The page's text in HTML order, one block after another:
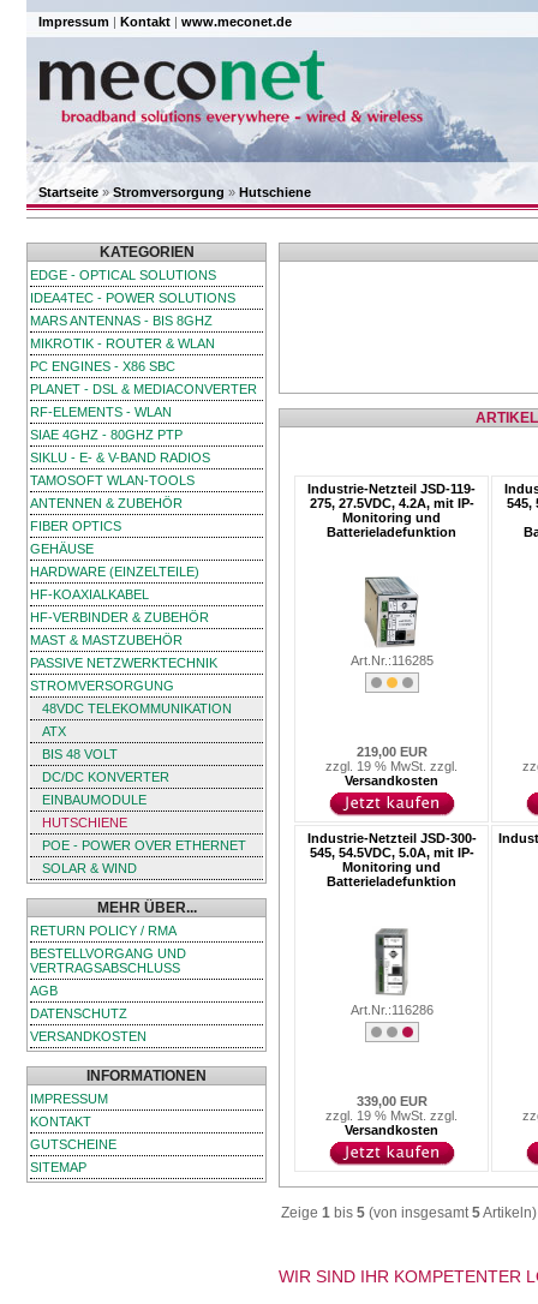
Impressum | Kontakt | www.meconet.de
Startseite»Stromversorgung » Hutschiene
KATEGORIEN
EDGE - OPTICAL SOLUTIONS
IDEA4TEC - POWER SOLUTIONS
MARS ANTENNAS - BIS 8GHZ
MIKROTIK - ROUTER & WLAN
PC ENGINES - X86 SBC
PLANET - DSL & MEDIACONVERTER
RF-ELEMENTS - WLAN
SIAE 4GHZ - 80GHZ PTP
SIKLU - E- & V-BAND RADIOS
TAMOSOFT WLAN-TOOLS
ANTENNEN & ZUBEHÖR
FIBER OPTICS
GEHÄUSE
HARDWARE (EINZELTEILE)
HF-KOAXIALKABEL
HF-VERBINDER & ZUBEHÖR
MAST & MASTZUBEHÖR
PASSIVE NETZWERKTECHNIK
STROMVERSORGUNG
48VDC TELEKOMMUNIKATION
ATX
BIS 48 VOLT
DC/DC KONVERTER
EINBAUMODULE
HUTSCHIENE
POE - POWER OVER ETHERNET
SOLAR & WIND
MEHR ÜBER...
RETURN POLICY / RMA
BESTELLVORGANG UND
VERTRAGSABSCHLUSS
AGB
DATENSCHUTZ
VERSANDKOSTEN
INFORMATIONEN
IMPRESSUM
KONTAKT
GUTSCHEINE
SITEMAP
Industrie-Netzteil JSD-119-
275, 27.5VDC, 4.2A, mit IP-
Monitoring und
Batterieladefunktion
Art.Nr.:116285
219,00 EUR
zzgl. 19 % MwSt. zzgl.
Versandkosten
545,
Industrie-Netzteil JSD-300-
545, 54.5VDC, 5.0A, mit IP-
Monitoring und
Batterieladefunktion
Art.Nr.:116286
339,00 EUR
zzgl. 19 % MwSt. zzgl.
Versandkosten
Zeige 1 bis 5 (von insgesamt5Artikeln)
WIR SIND IHR KOMPETENTER